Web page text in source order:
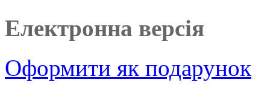
Електронна версія
Оформити як подарунок